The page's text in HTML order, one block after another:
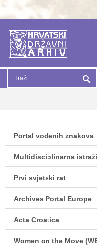
Portal vodenih znakova
Multidisciplinarna
Prvi svjetski rat
Archives Portal Europe
Acta Croatica
Women on the Move